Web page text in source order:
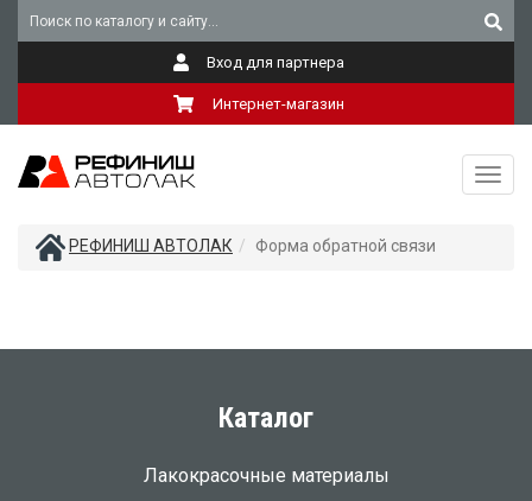
Вход для партнера
Интернет-магазин
РЕФИНИШ АВТОЛАК Форма обратной связи
Каталог
Лакокрасочные материалы